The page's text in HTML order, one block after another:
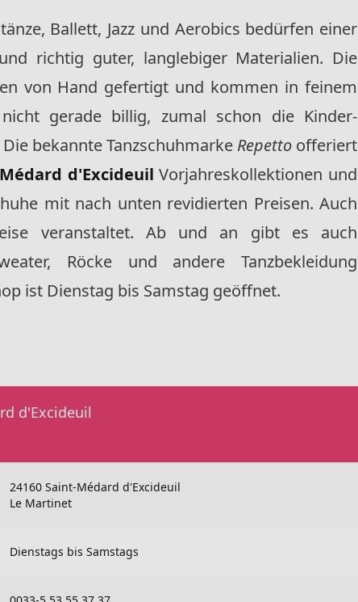
Ballett, Jazz und Aerobics bedürfen einer
richtig guter, langlebiger Materialien. Die
von Hand gefertigt und kommen in feinem
gerade billig, zumal schon die Kinder-
bekannte Tanzschuhmarke Repettoofferiert
d'ExcideuilVorjahreskollektionen und
mit nach unten revidierten Preisen. Auch
veranstaltet. Ab und an gibt es auch
Röcke und andere Tanzbekleidung
ist Dienstag bis Samstag geöffnet.
d'Excideuil
24160 Saint-Médard d'Excideuil
Le Martinet
Dienstags bis Samstags